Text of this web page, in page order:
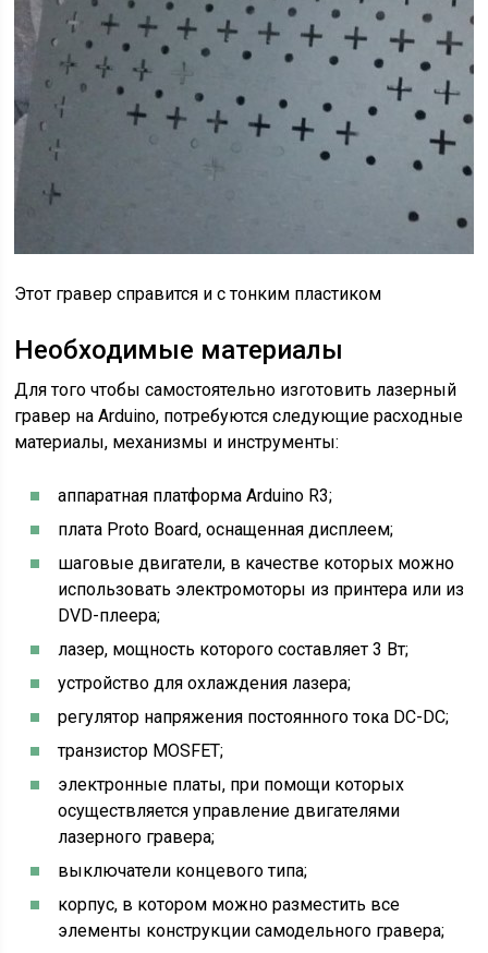
Этот гравер справится и с тонким пластиком
Необходимые материалы
Для того чтобы самостоятельно изготовить лазерный
гравер на Arduino, потребуются следующие расходные
материалы, механизмы и инструменты:
аппаратная платформа Arduino R3;
плата Proto Board, оснащенная дисплеем;
шаговые двигатели, в качестве которых можно
использовать электромоторы из принтера или из
DVD-плеера;
лазер, мощность которого составляет 3 Вт;
устройство для охлаждения лазера;
регулятор напряжения постоянного тока DC-DC;
транзистор MOSFET;
электронные платы, при помощи которых
осуществляется управление двигателями
лазерного гравера;
выключатели концевого типа;
корпус, в котором можно разместить все
элементы конструкции самодельного гравера;